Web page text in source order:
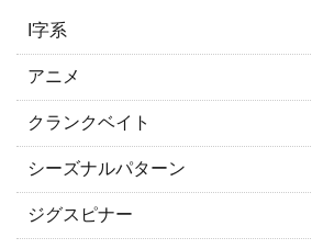
I字系
アニメ
クランクベイト
シーズナルパターン
ジグスピナー